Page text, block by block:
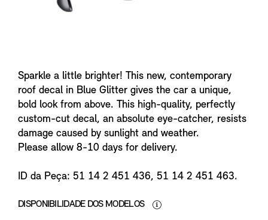
Sparkle a little brighter! This new, contemporary
roof decal in Blue Glitter gives the car a unique,
bold look from above. This high-quality, perfectly
custom-cut decal, an absolute eye-catcher, resists
damage caused by sunlight and weather.
Please allow 8-10 days for delivery.
ID da Peça: 51 14 2 451 436, 51 14 2 451 463.
DISPONIBILIDADE DOS MODELOS